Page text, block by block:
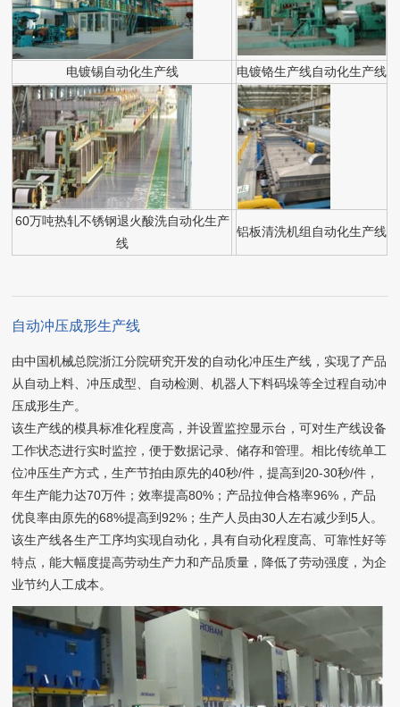
电镀锡自动化生产线 电镀铬生产线自动化生产线
60万吨热轧不锈钢退火酸洗自动化生产
线
铝板清洗机组自动化生产线
自动冲压成形生产线
由中国机械总院浙江分院研究开发的自动化冲压生产线，实现了产品
从自动上料、冲压成型、自动检测、机器人下料码垛等全过程自动冲
压成形生产。
该生产线的模具标准化程度高，并设置监控显示台，可对生产线设备
工作状态进行实时监控，便于数据记录、储存和管理。相比传统单工
位冲压生产方式，生产节拍由原先的40秒/件，提高到20-30秒/件，
年生产能力达70万件；效率提高80%；产品拉伸合格率96%，产品
优良率由原先的68%提高到92%；生产人员由30人左右减少到5人。
该生产线各生产工序均实现自动化，具有自动化程度高、可靠性好等
特点，能大幅度提高劳动生产力和产品质量，降低了劳动强度，为企
业节约人工成本。